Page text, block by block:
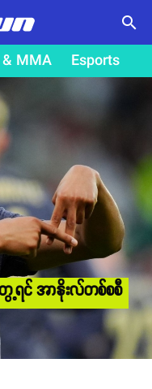
search
MMA Esports
ရင် အာနိုးလ်တစ်စစီ